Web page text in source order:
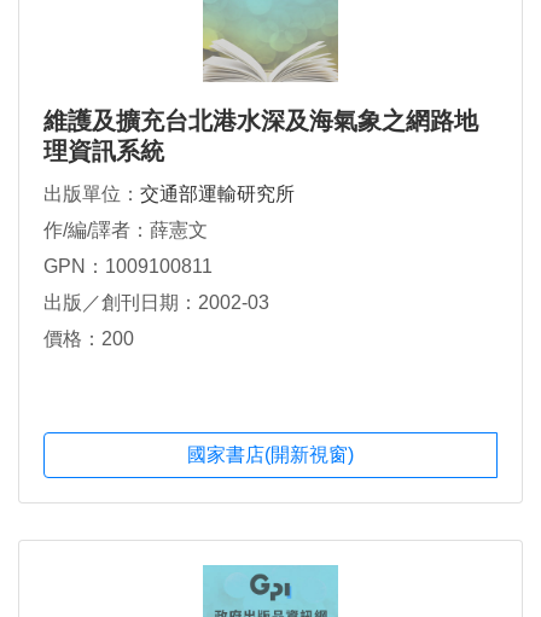
維護及擴充台北港水深及海氣象之網路地
理資訊系統
出版單位： 交通部運輸研究所
作/編/譯者：薛憲文
GPN：1009100811
出版／創刊日期：2002-03
價格：200
國家書店(開新視窗)